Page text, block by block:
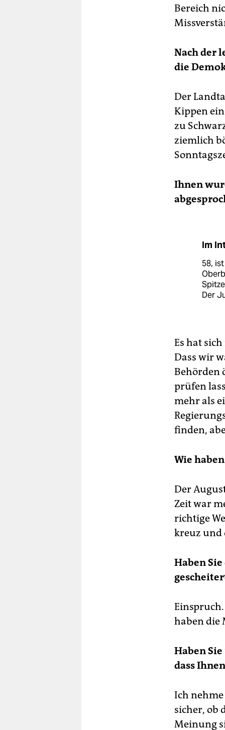
Bereich
Nach der
die
Der
Kippen
zu
ziemlich
Ihnen
Im
58,
Der
Es hat
Dass wir
Behörden
prüfen
mehr als
finden,
Wie
Der
Zeit war
richtige
kreuz und
Haben
haben die
Haben
dass
Ich
sicher, ob
Meinung